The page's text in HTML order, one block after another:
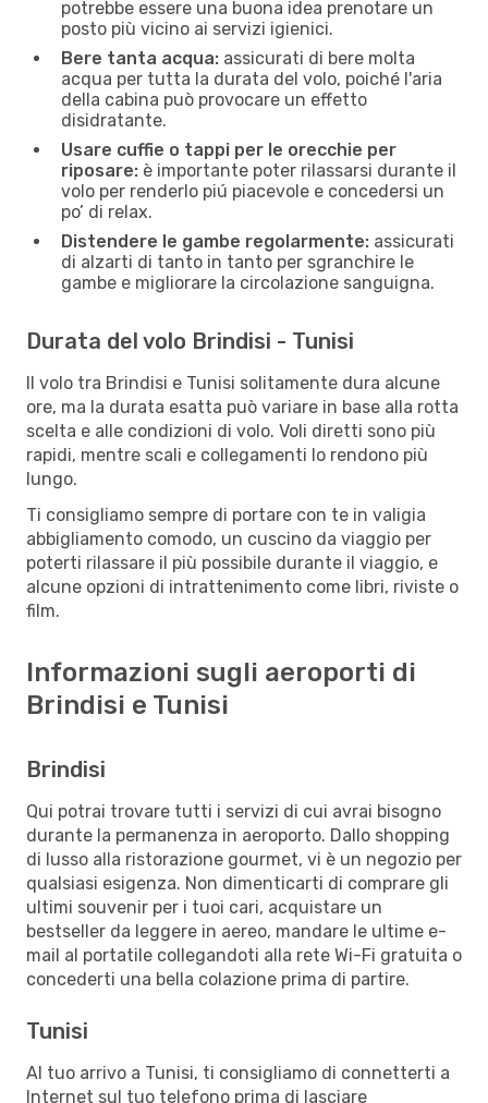
potrebbe essere una buona idea prenotare un
posto più vicino ai servizi igienici.
Bere tanta acqua: assicurati di bere molta
acqua per tutta la durata del volo, poiché l'aria
della cabina può provocare un effetto
disidratante.
Usare cuffie o tappi per le orecchie per
riposare: è importante poter rilassarsi durante il
volo per renderlo piú piacevole e concedersi un
po’ di relax.
Distendere le gambe regolarmente: assicurati
di alzarti di tanto in tanto per sgranchire le
gambe e migliorare la circolazione sanguigna.
Durata del volo Brindisi - Tunisi
Il volo tra Brindisi e Tunisi solitamente dura alcune
ore, ma la durata esatta può variare in base alla rotta
scelta e alle condizioni di volo. Voli diretti sono più
rapidi, mentre scali e collegamenti lo rendono più
lungo.
Ti consigliamo sempre di portare con te in valigia
abbigliamento comodo, un cuscino da viaggio per
poterti rilassare il più possibile durante il viaggio, e
alcune opzioni di intrattenimento come libri, riviste o
film.
Informazioni sugli aeroporti di
Brindisi e Tunisi
Brindisi
Qui potrai trovare tutti i servizi di cui avrai bisogno
durante la permanenza in aeroporto. Dallo shopping
di lusso alla ristorazione gourmet, vi è un negozio per
qualsiasi esigenza. Non dimenticarti di comprare gli
ultimi souvenir per i tuoi cari, acquistare un
bestseller da leggere in aereo, mandare le ultime e-
mail al portatile collegandoti alla rete Wi-Fi gratuita o
concederti una bella colazione prima di partire.
Tunisi
Al tuo arrivo a Tunisi, ti consigliamo di connetterti a
Internet sul tuo telefono prima di lasciare